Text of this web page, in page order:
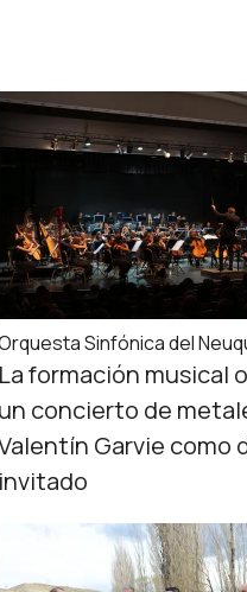
Sinfónica del
La formación musical
un concierto de
Garvie como
invitado